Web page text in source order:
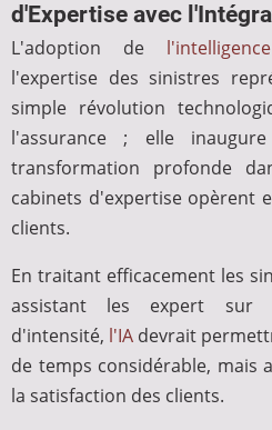
d'Expertise avec
L'adoption de
l'expertise des sinistres
simple révolution
l'assurance ; elle
transformation profonde
cabinets d'expertise opèrent
clients.
En traitant efficacement les
assistant les expert sur
d'intensité, l'IA devrait
de temps considérable, mais
la satisfaction des clients.